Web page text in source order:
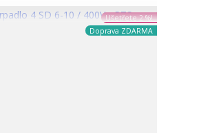
Ušetřete 2 %!
Doprava ZDARMA